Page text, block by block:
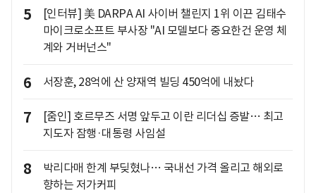
5
[인터뷰] 美 DARPA AI 사이버 챌린지 1위 이끈 김태수
마이크로소프트 부사장 "AI 모델보다 중요한건 운영 체
계와 거버넌스"
6 서장훈, 28억에 산 양재역 빌딩 450억에 내놨다
7
[줌인] 호르무즈 서명 앞두고 이란 리더십 증발… 최고
지도자 잠행·대통령 사임설
8
박리다매 한계 부딪혔나… 국내선 가격 올리고 해외로
향하는 저가커피